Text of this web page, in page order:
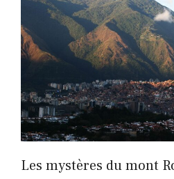
Les mystères du mont